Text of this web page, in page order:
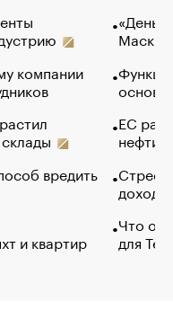
компании
вредить
и квартир
Маск в
основ
ЕС
нефти
Что
для